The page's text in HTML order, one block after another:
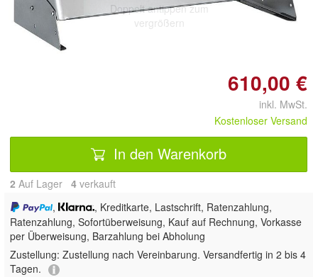
Doppelt antippen zum
vergrößern
610,00 €
inkl. MwSt.
Kostenloser Versand
In den Warenkorb
2 Auf Lager 4 verkauft
,
, Kreditkarte, Lastschrift, Ratenzahlung,
Ratenzahlung, Sofortüberweisung, Kauf auf Rechnung, Vorkasse
per Überweisung, Barzahlung bei Abholung
Zustellung: Zustellung nach Vereinbarung. Versandfertig in 2 bis 4
Tagen.